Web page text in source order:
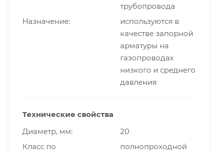
трубопровода
Назначение
используются в
качестве запорной
арматуры на
газопроводах
низкого и среднего
давления
Технические свойства
Диаметр, мм
20
Класс по
полнопроходной